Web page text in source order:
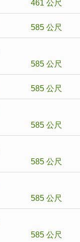
461 公尺
585 公尺
585 公尺
585 公尺
585 公尺
585 公尺
585 公尺
585 公尺